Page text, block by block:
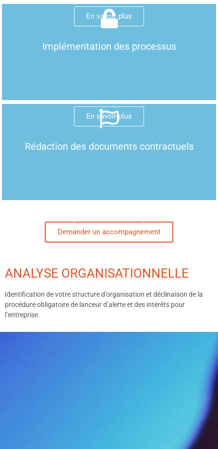
En savoir plus
Implémentation des processus
En savoir plus
Rédaction des documents contractuels
Demander un accompagnement
ANALYSE ORGANISATIONNELLE
Identification de votre structure d’organisation et déclinaison de la
procédure obligatoire de lanceur d’alerte et des intérêts pour
l’entreprise.